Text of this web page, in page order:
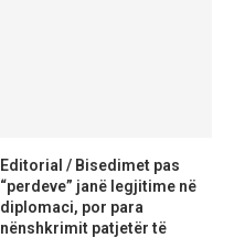
Editorial / Bisedimet pas
“perdeve” janë legjitime në
diplomaci, por para
nënshkrimit patjetër të